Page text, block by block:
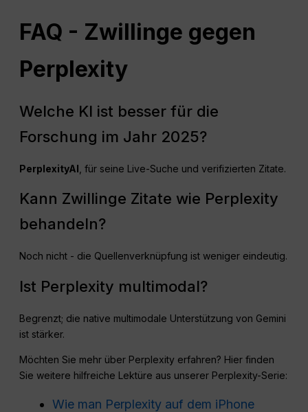
FAQ - Zwillinge gegen
Perplexity
Welche KI ist besser für die
Forschung im Jahr 2025?
PerplexityAI , für seine Live-Suche und verifizierten Zitate.
Kann Zwillinge Zitate wie Perplexity
behandeln?
Noch nicht - die Quellenverknüpfung ist weniger eindeutig.
Ist Perplexity multimodal?
Begrenzt; die native multimodale Unterstützung von Gemini
ist stärker.
Möchten Sie mehr über Perplexity erfahren? Hier finden
Sie weitere hilfreiche Lektüre aus unserer Perplexity-Serie:
Wie man Perplexity auf dem iPhone